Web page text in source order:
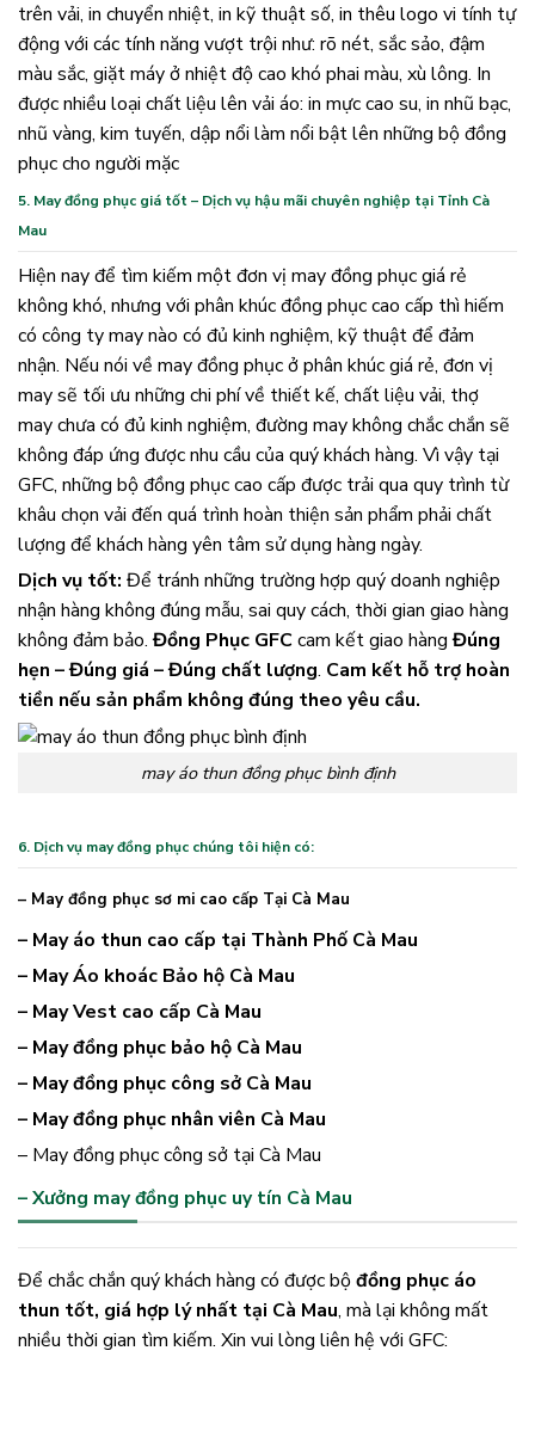
trên vải, in chuyển nhiệt, in kỹ thuật số, in thêu logo vi tính tự
động với các tính năng vượt trội như: rõ nét, sắc sảo, đậm
màu sắc, giặt máy ở nhiệt độ cao khó phai màu, xù lông. In
được nhiều loại chất liệu lên vải áo: in mực cao su, in nhũ bạc,
nhũ vàng, kim tuyến, dập nổi làm nổi bật lên những bộ đồng
phục cho người mặc
5. May đồng phục giá tốt – Dịch vụ hậu mãi chuyên nghiệp tại Tỉnh Cà
Mau
Hiện nay để tìm kiếm một đơn vị may đồng phục giá rẻ
không khó, nhưng với phân khúc đồng phục cao cấp thì hiếm
có công ty may nào có đủ kinh nghiệm, kỹ thuật để đảm
nhận. Nếu nói về may đồng phục ở phân khúc giá rẻ, đơn vị
may sẽ tối ưu những chi phí về thiết kế, chất liệu vải, thợ
may chưa có đủ kinh nghiệm, đường may không chắc chắn sẽ
không đáp ứng được nhu cầu của quý khách hàng. Vì vậy tại
GFC, những bộ đồng phục cao cấp được trải qua quy trình từ
khâu chọn vải đến quá trình hoàn thiện sản phẩm phải chất
lượng để khách hàng yên tâm sử dụng hàng ngày.
Dịch vụ tốt: Để tránh những trường hợp quý doanh nghiệp
nhận hàng không đúng mẫu, sai quy cách, thời gian giao hàng
không đảm bảo.Đồng Phục GFCcam kết giao hàngĐúng
hẹn – Đúng giá – Đúng chất lượng. Cam kết hỗ trợ hoàn
tiền nếu sản phẩm không đúng theo yêu cầu.
may áo thun đồng phục bình định
6. Dịch vụ may đồng phục chúng tôi hiện có:
– May đồng phục sơ mi cao cấp Tại Cà Mau
– May áo thun cao cấp tại Thành Phố Cà Mau
– May Áo khoác Bảo hộ Cà Mau
– May Vest cao cấp Cà Mau
– May đồng phục bảo hộ Cà Mau
– May đồng phục công sở Cà Mau
– May đồng phục nhân viên Cà Mau
– May đồng phục công sở tại Cà Mau
– Xưởng may đồng phục uy tín Cà Mau
Để chắc chắn quý khách hàng có được bộđồng phục áo
thun tốt, giá hợp lý nhất tại Cà Mau, mà lại không mất
nhiều thời gian tìm kiếm. Xin vui lòng liên hệ với GFC: